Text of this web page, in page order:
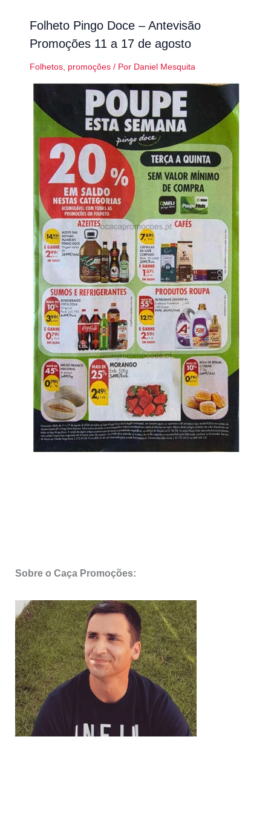
Folheto Pingo Doce – Antevisão
Promoções 11 a 17 de agosto
Folhetos, promoções/ Por Daniel Mesquita
Sobre o Caça Promoções: